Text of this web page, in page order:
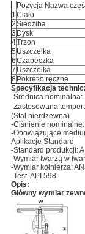
Pozycja Nazwa
1 Ciało
2Siedziba
3 Dysk
4Trzon
5 Uszczelka
6Czapeczka
7 Uszczelka
8Pokrętło ręczne
Specyfikacja
-Średnica nominalna:
-Zastosowana
(Stal nierdzewna)
-Ciśnienie
-Obowiązujące
Aplikacje Standard
-Standard produkcji:
-Wymiar twarzą w
-Wymiar kołnierza:
-Test: API 598
Opis:
Główny wymiar